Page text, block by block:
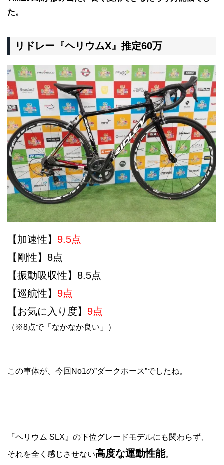
た。
リドレー『ヘリウムX』推定60万
【加速性】 9.5点
【剛性】8点
【振動吸収性】8.5点
【巡航性】 9点
【お気に入り度】 9点
（※8点で「なかなか良い」）
この車体が、今回No1の”ダークホース”でしたね。
『ヘリウム SLX』の下位グレードモデルにも関わらず、
それを全く感じさせない高度な運動性能。